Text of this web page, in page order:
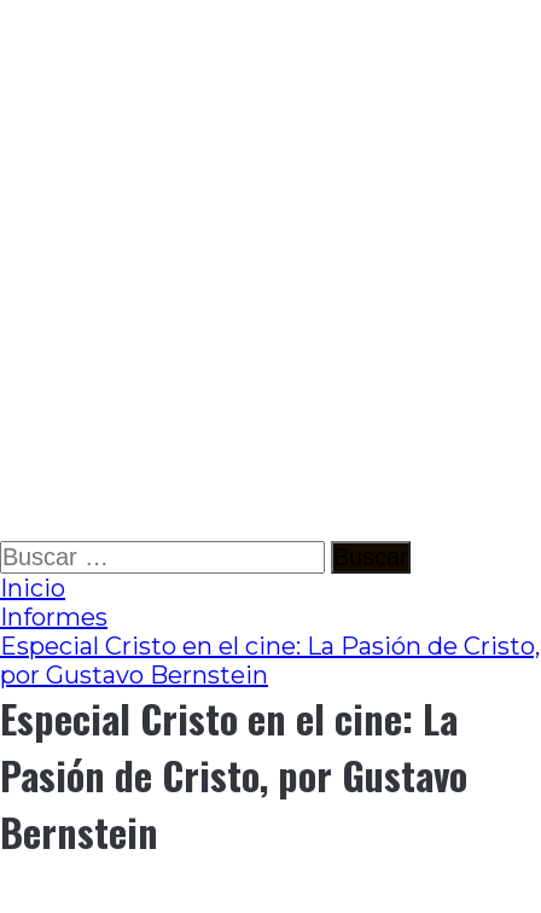
Ir
al
contenido
Buscar:
Inicio
Informes
Especial Cristo en el cine: La Pasión de Cristo,
por Gustavo Bernstein
Especial Cristo en el cine: La
Pasión de Cristo, por Gustavo
Bernstein